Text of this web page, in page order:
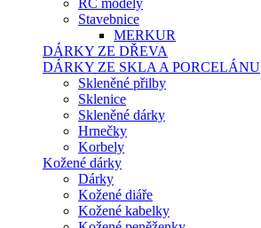
RC modely
Stavebnice
MERKUR
DÁRKY ZE DŘEVA
DÁRKY ZE SKLA A PORCELÁNU
Skleněné přilby
Sklenice
Skleněné dárky
Hrnečky
Korbely
Kožené dárky
Dárky
Kožené diáře
Kožené kabelky